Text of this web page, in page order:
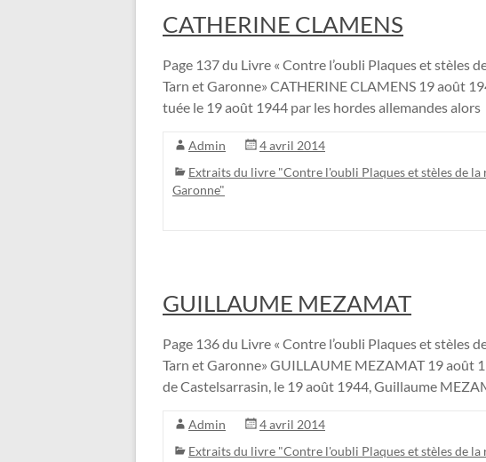
CATHERINE CLAMENS
Page 137 du Livre « Contre l’oubli Plaques et stèles
Tarn et Garonne» CATHERINE CLAMENS 19 août
tuée le 19 août 1944 par les hordes allemandes alors
Admin
4 avril 2014
Extraits du livre "Contre l'oubli Plaques et stèles de
Garonne"
GUILLAUME MEZAMAT
Page 136 du Livre « Contre l’oubli Plaques et stèles
Tarn et Garonne» GUILLAUME MEZAMAT 19 août
de Castelsarrasin, le 19 août 1944, Guillaume
Admin
4 avril 2014
Extraits du livre "Contre l'oubli Plaques et stèles de